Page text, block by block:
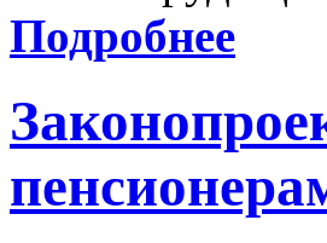
Подробнее